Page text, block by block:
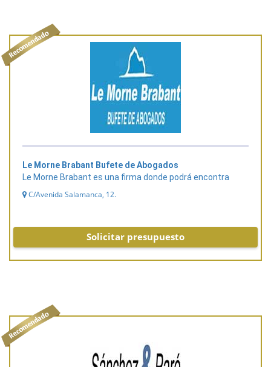
Le Morne Brabant Bufete de Abogados
Le Morne Brabant es una firma donde podrá encontra
C/Avenida Salamanca, 12.
Solicitar presupuesto